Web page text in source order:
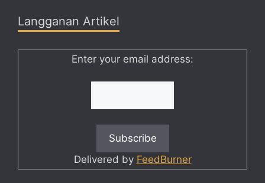
Langganan Artikel
Enter your email address:
Delivered by FeedBurner